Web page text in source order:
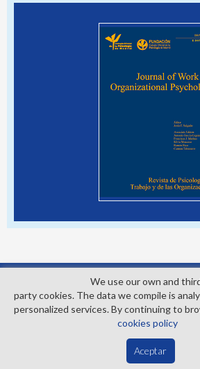
Contact
Privacy Policy
We use our own and
party cookies. The data we compile is
personalized services. By continuing to
cookies policy
Aceptar